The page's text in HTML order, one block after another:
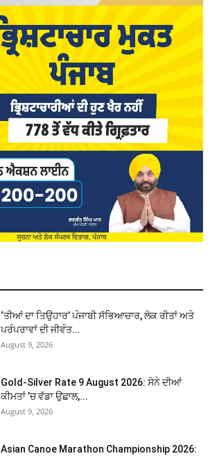
‘ਤੀਆਂ ਦਾ ਤਿਉਹਾਰ’ ਪੰਜਾਬੀ ਸੱਭਿਆਚਾਰ, ਲੋਕ ਰੀਤਾਂ ਅਤੇ
ਪਰੰਪਰਾਵਾਂ ਦੀ ਜੀਵੰਤ...
August 9, 2026
Gold-Silver Rate 9 August 2026: ਸੋਨੇ ਦੀਆਂ
ਕੀਮਤਾਂ ’ਚ ਵੱਡਾ ਉਛਾਲ,...
August 9, 2026
Asian Canoe Marathon Championship 2026: